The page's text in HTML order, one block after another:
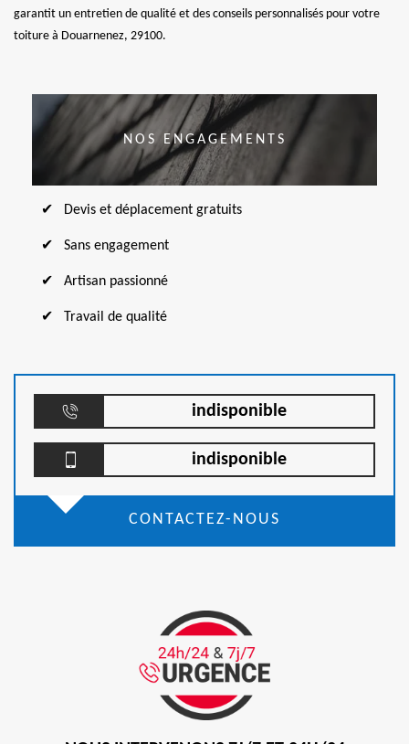
garantit un entretien de qualité et des conseils personnalisés pour votre
toiture à Douarnenez, 29100.
NOS ENGAGEMENTS
Devis et déplacement gratuits
Sans engagement
Artisan passionné
Travail de qualité
indisponible
indisponible
CONTACTEZ-NOUS